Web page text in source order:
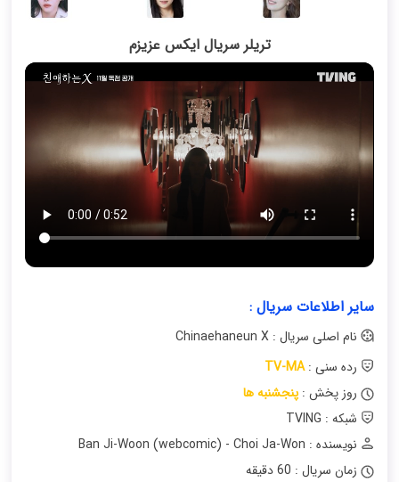
تریلر سریال ایکس عزیزم
سایر اطلاعات سریال :
نام اصلی سریال : Chinaehaneun X
رده سنی :TV-MA
روز پخش :پنجشنبه ها
شبکه : TVING
نویسنده : Ban Ji-Woon (webcomic) - Choi Ja-Won
زمان سریال : 60 دقیقه